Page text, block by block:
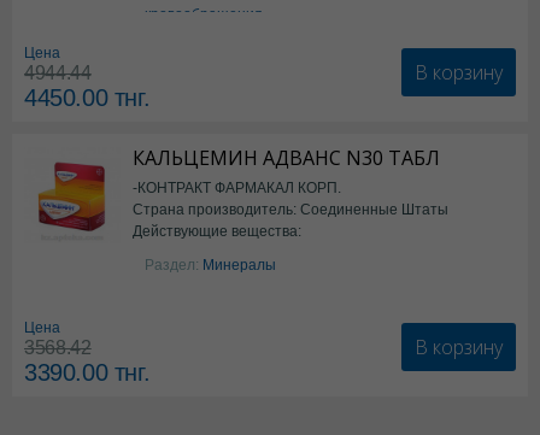
кровообращения
Цена
4944.44
4450.00тнг.
В корзину
КАЛЬЦЕМИН АДВАНС N30 ТАБЛ
-КОНТРАКТ ФАРМАКАЛ КОРП.
Страна производитель: Соединенные Штаты
Америки
Действующие вещества:
Колекальциферол+Кальция
карбонат
Раздел: Минералы
Цена
3568.42
3390.00тнг.
В корзину